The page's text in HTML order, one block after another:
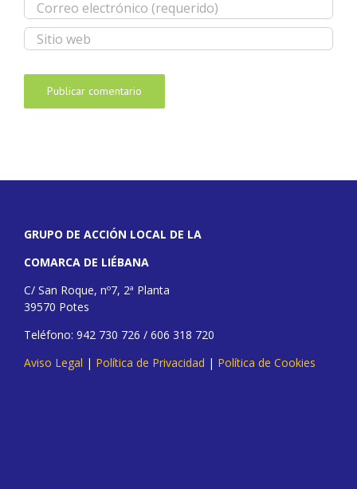
GRUPO DE ACCIÓN LOCAL DE LA
COMARCA DE LIÉBANA
C/ San Roque, nº7, 2ª Planta
39570 Potes
Teléfono: 942 730 726 / 606 318 720
Aviso Legal | Política de Privacidad | Política de Cookies